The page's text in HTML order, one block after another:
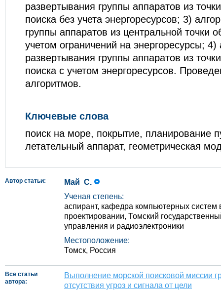
развертывания группы аппаратов из
поиска без учета энергоресурсов; 3)
группы аппаратов из центральной точки
учетом ограничений на энергоресурсы; 4)
развертывания группы аппаратов из
поиска с учетом энергоресурсов.
алгоритмов.
Ключевые слова
поиск на море, покрытие, планирование
летательный аппарат, геометрическая
Автор статьи:
Май С.
Ученая степень:
аспирант, кафедра компьютерных систем
проектировании, Томский
управления и радиоэлектроники
Местоположение:
Томск, Россия
Все статьи
автора:
Выполнение морской поисковой миссии
отсутствия угроз и сигнала от цели